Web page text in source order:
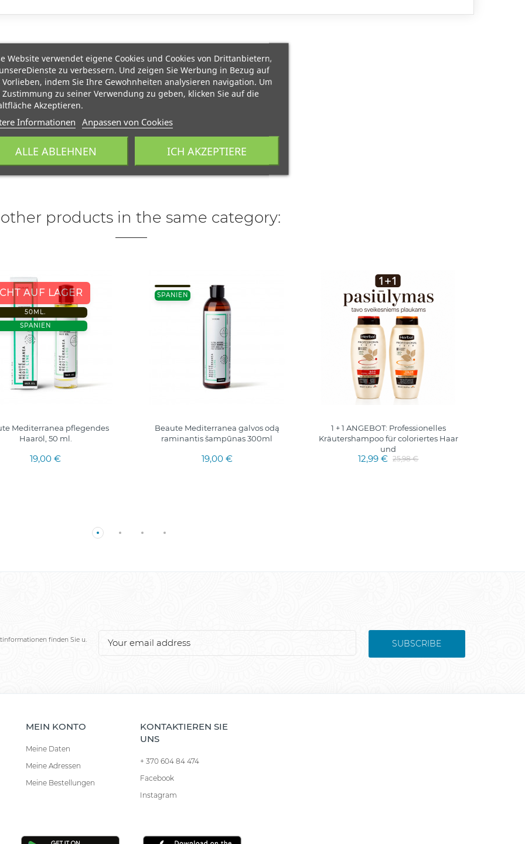
other products in the same category:
AUF LAGER
50ML.
SPANIEN
Mediterranea pflegendes
Haaröl, 50 ml.
19,00 €
SPANIEN
Beaute Mediterranea galvos odą
raminantis šampūnas 300ml
19,00 €
1 + 1 ANGEBOT: Professionelles
Kräutershampoo für coloriertes Haar
und
12,99 € 25,98 €
finden Sie u.
SUBSCRIBE
MEIN KONTO
Meine Daten
Meine Adressen
Meine Bestellungen
KONTAKTIEREN SIE
UNS
+ 370 604 84 474
Facebook
Instagram
Website verwendet eigene Cookies und Cookies von Drittanbietern,
zu verbessern. Und zeigen Sie Werbung in Bezug auf
indem Sie Ihre Gewohnheiten analysieren navigation. Um
zu seiner Verwendung zu geben, klicken Sie auf die
Akzeptieren.
Informationen Anpassen von Cookies
ALLE ABLEHNEN ICH AKZEPTIERE